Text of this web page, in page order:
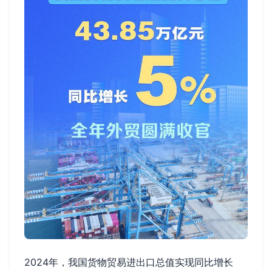
2024年，我国货物贸易进出口总值实现同比增长